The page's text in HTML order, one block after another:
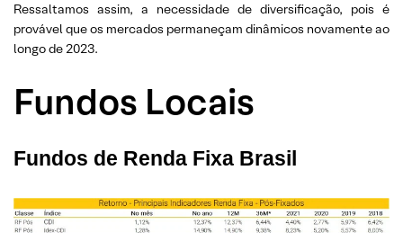
Ressaltamos assim, a necessidade de diversificação, pois é
provável que os mercados permaneçam dinâmicos novamente ao
longo de 2023.
Fundos Locais
Fundos de Renda Fixa Brasil